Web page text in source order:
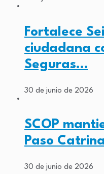
Fortalece
ciudadana
Seguras…
30 de junio de 2026
SCOP
Paso
30 de junio de 2026